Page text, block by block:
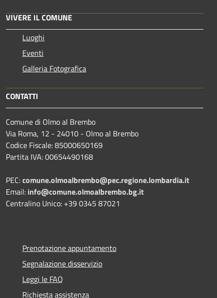
VIVERE IL COMUNE
Luoghi
Eventi
Galleria Fotografica
CONTATTI
Comune di Olmo al Brembo
Via Roma, 12 - 24010 - Olmo al Brembo
Codice Fiscale: 85000650169
Partita IVA: 00654490168
PEC:comune.olmoalbrembo@pec.regione.lombardia.it
Email: info@comune.olmoalbrembo.bg.it
Centralino Unico: +39 0345 87021
Prenotazione appuntamento
Segnalazione disservizio
Leggi le FAQ
Richiesta assistenza